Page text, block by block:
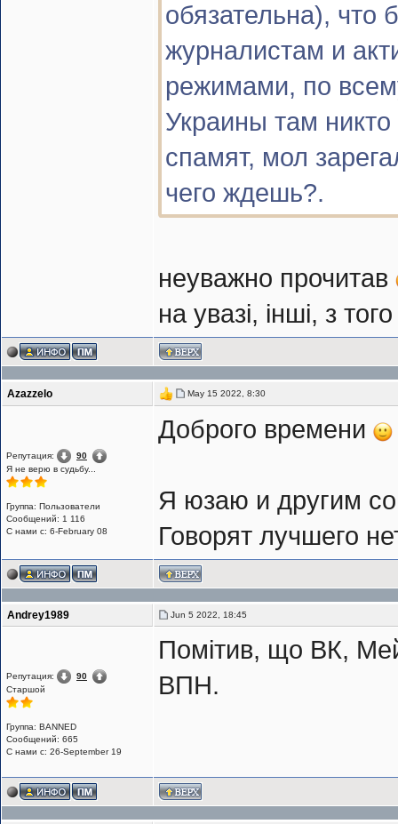
обязательна), что
журналистам и
режимами, по
Украины там
спамят, мол
чего ждешь?.
неуважно прочитав
на увазі, інші, з
Azazzelo May 15 2022, 8:30
Репутация:
90
Я не верю в судьбу...
Группа: Пользователи
Сообщений: 1 116
С нами с: 6-February 08
Доброго времени
Я юзаю и другим
Говорят лучшего
Andrey1989 Jun 5 2022, 18:45
Репутация:
90
Cтаршой
Группа: BANNED
Сообщений: 665
С нами с: 26-September 19
Помітив, що ВК,
ВПН.